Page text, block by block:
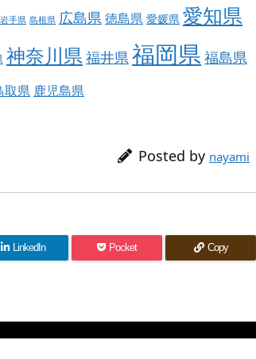
岩手県 島根県 広島県 徳島県 愛媛県 愛知県
神奈川県 福井県 福岡県福島県
取県 鹿児島県
Posted by nayami
LinkedIn Pocket Copy